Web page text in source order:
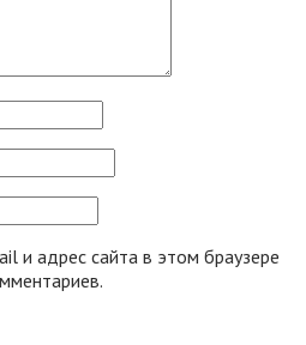
и адрес сайта в этом браузере